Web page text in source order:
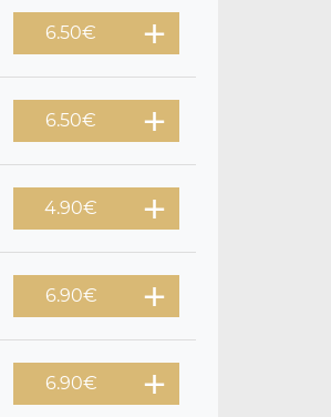
6.50€
6.50€
4.90€
6.90€
6.90€